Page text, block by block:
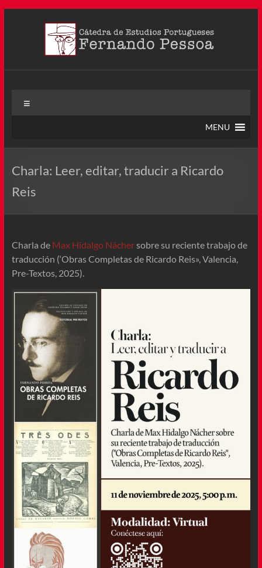
Cátedra Pessoa
creada en agosto de 2011, tras la Semana de Portugal. Esta
MENU
Charla: Leer, editar, traducir a Ricardo
Reis
Charla de Max Hidalgo Náchersobre su reciente trabajo de
traducción (‘Obras Completas de Ricardo Reis», Valencia,
Pre-Textos, 2025).